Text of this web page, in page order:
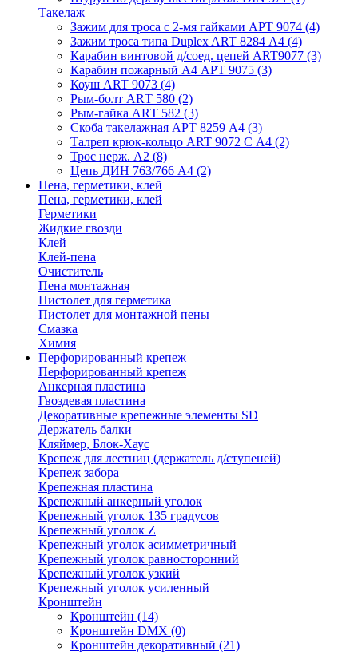
Такелаж
Зажим для троса с 2-мя гайками АРТ 9074 (4)
Зажим троса типа Duplex ART 8284 А4 (4)
Карабин винтовой д/соед. цепей ART9077 (3)
Карабин пожарный А4 АРТ 9075 (3)
Коуш ART 9073 (4)
Рым-болт АRТ 580 (2)
Рым-гайка АRТ 582 (3)
Скоба такелажная АРТ 8259 А4 (3)
Талреп крюк-кольцо ART 9072 С A4 (2)
Трос нерж. А2 (8)
Цепь ДИН 763/766 А4 (2)
Пена, герметики, клей
Пена, герметики, клей
Герметики
Жидкие гвозди
Клей
Клей-пена
Очиститель
Пена монтажная
Пистолет для герметика
Пистолет для монтажной пены
Смазка
Химия
Перфорированный крепеж
Перфорированный крепеж
Анкерная пластина
Гвоздевая пластина
Декоративные крепежные элементы SD
Держатель балки
Кляймер, Блок-Хаус
Крепеж для лестниц (держатель д/ступеней)
Крепеж забора
Крепежная пластина
Крепежный анкерный уголок
Крепежный уголок 135 градусов
Крепежный уголок Z
Крепежный уголок асимметричный
Крепежный уголок равносторонний
Крепежный уголок узкий
Крепежный уголок усиленный
Кронштейн
Кронштейн (14)
Кронштейн DMX (0)
Кронштейн декоративный (21)